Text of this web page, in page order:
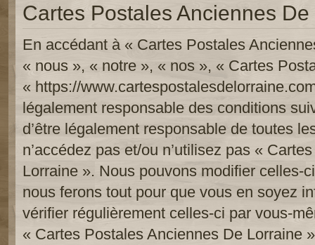
Cartes Postales Anciennes
En accédant à « Cartes Postales
« nous », « notre », « nos », « Cartes
« https://
légalement responsable des conditions
d’être légalement responsable de toutes
n’accédez pas et/ou n’utilisez pas «
Lorraine ». Nous pouvons modifier celles-
nous ferons tout pour que vous en soyez
vérifier régulièrement celles-ci par vous-
« Cartes Postales Anciennes De Lorraine